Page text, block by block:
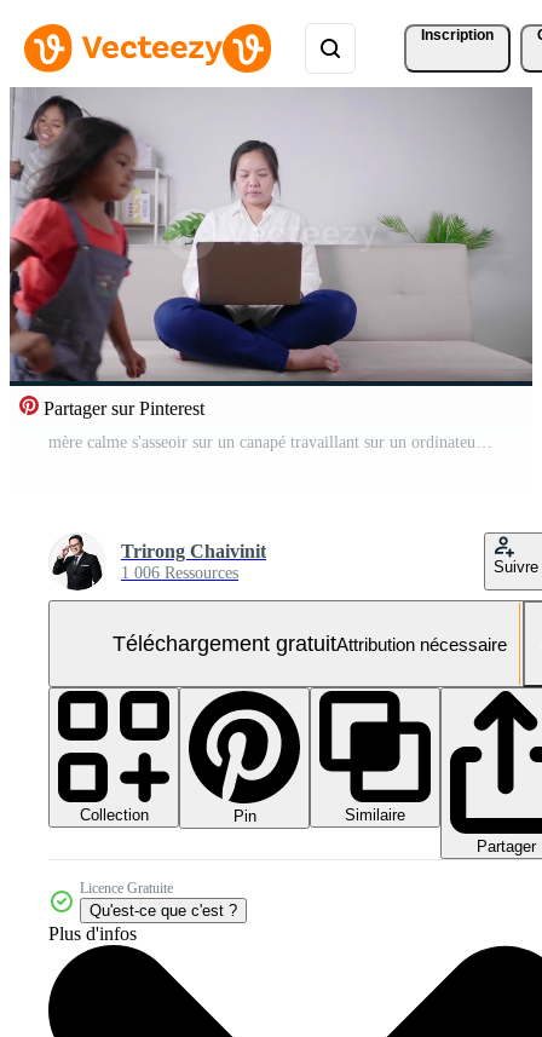
Inscription
Partager sur Pinterest
mère calme s'asseoir sur un canapé travaillant sur un ordinateur portable petits enfants jouent autour d'une maman paisible se détendre sur un canapé utiliser un ordinateur moderne distrait du bruit concept d'éducation parentale Vidéo Gratuite
Trirong Chaivinit
1 006 Ressources Suivre
Téléchargement gratuitAttribution nécessaire
Collection Pin
Similaire
Partager
Licence Gratuite
Qu'est-ce que c'est ?
Plus d'infos